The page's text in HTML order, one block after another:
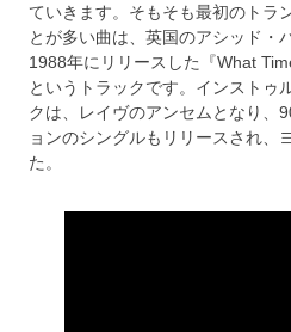
ていきます。そもそも最初のトラ
とが多い曲は、英国のアシッド・
1988年にリリースした『What
というトラックです。インストゥ
クは、レイヴのアンセムとなり、
ョンのシングルもリリースされ、
た。